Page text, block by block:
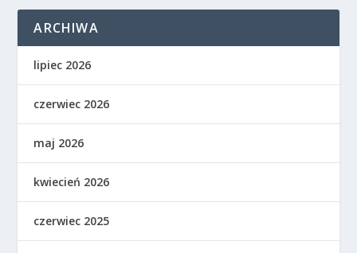
ARCHIWA
lipiec 2026
czerwiec 2026
maj 2026
kwiecień 2026
czerwiec 2025